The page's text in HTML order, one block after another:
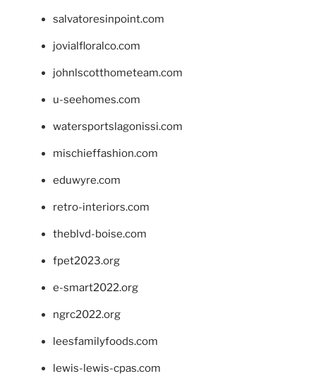
salvatoresinpoint.com
jovialfloralco.com
johnlscotthometeam.com
u-seehomes.com
watersportslagonissi.com
mischieffashion.com
eduwyre.com
retro-interiors.com
theblvd-boise.com
fpet2023.org
e-smart2022.org
ngrc2022.org
leesfamilyfoods.com
lewis-lewis-cpas.com